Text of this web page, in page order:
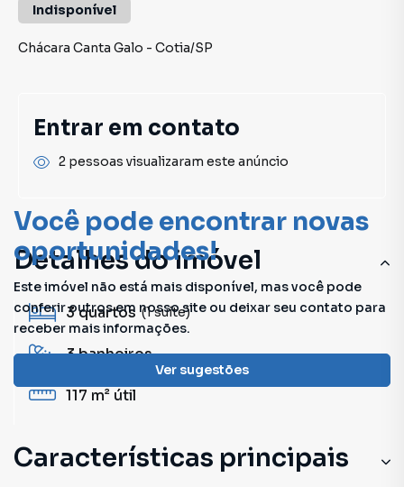
Você pode encontrar novas
oportunidades!
Este imóvel não está mais disponível, mas você pode
conferir outros em nosso site ou deixar seu contato para
receber mais informações.
Ver sugestões
Detalhes do imóvel
3quartos (1 suíte)
3banheiros
117 m² útil
Características principais
Indisponível
Chácara Canta Galo - Cotia/SP
Entrar em contato
2 pessoas visualizaram este anúncio